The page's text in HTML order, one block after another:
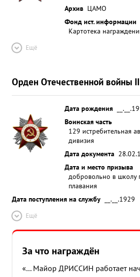
Архив ЦАМО
Фонд ист. информации
Картотека
Ещё
Орден Отечественной войны
Дата рождения
Воинская часть
129 истребительная
дивизия
Дата документа
Дата и место призыва
добровольно в школу
плавания
Дата поступления на службу
__.__.1929
Ещё
За что награждён
«... Майор ДРИССИН работает